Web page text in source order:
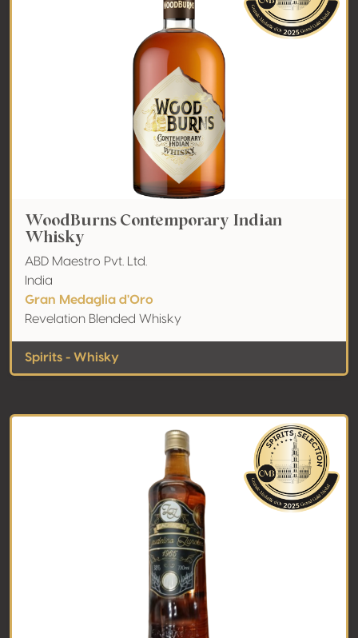
WoodBurns Contemporary Indian
Whisky
ABD Maestro Pvt. Ltd.
India
Gran Medaglia d'Oro
Revelation Blended Whisky
Spirits - Whisky